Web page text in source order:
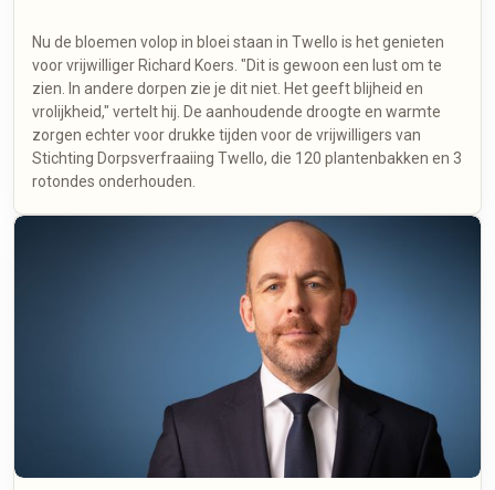
Nu de bloemen volop in bloei staan in Twello is het genieten
voor vrijwilliger Richard Koers. "Dit is gewoon een lust om te
zien. In andere dorpen zie je dit niet. Het geeft blijheid en
vrolijkheid," vertelt hij. De aanhoudende droogte en warmte
zorgen echter voor drukke tijden voor de vrijwilligers van
Stichting Dorpsverfraaiing Twello, die 120 plantenbakken en 3
rotondes onderhouden.